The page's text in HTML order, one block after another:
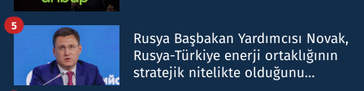
Rusya Başbakan Yardımcısı Novak,
Rusya-Türkiye enerji ortaklığının
stratejik nitelikte olduğunu
5